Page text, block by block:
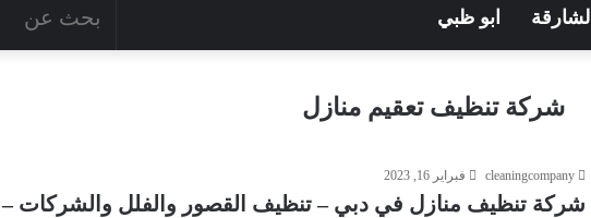
الشارقة ابو ظبي
شركة تنظيف تعقيم منازل
cleaningcompany فبراير 16, 2023
شركة تنظيف منازل في دبي – تنظيف القصور والفلل والشركات – 0588978366